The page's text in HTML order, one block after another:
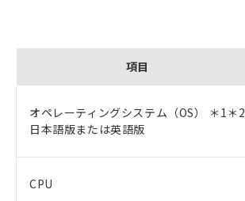
項目
オペレーティングシステム（OS） ＊1＊2
日本語版または英語版
CPU